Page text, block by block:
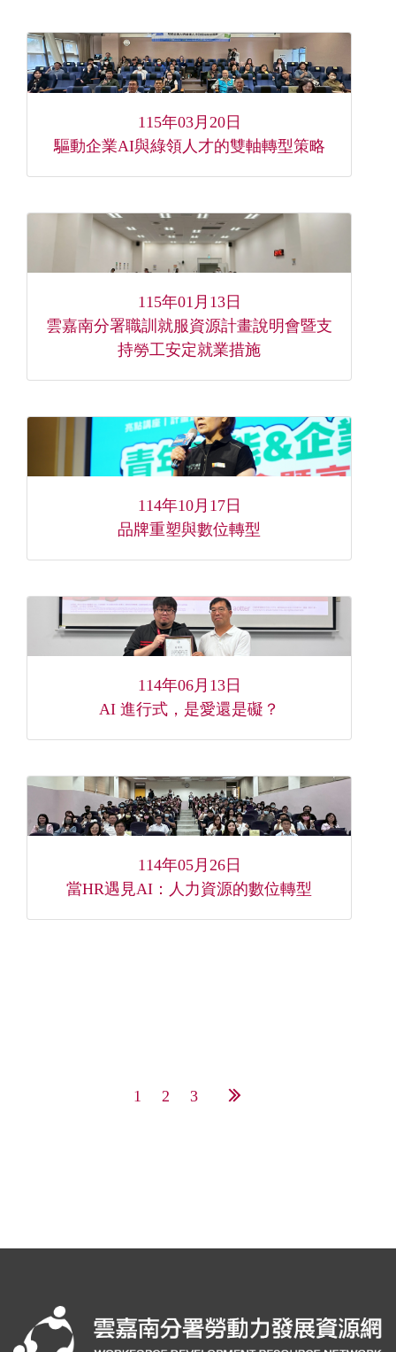
115年03月20日
驅動企業AI與綠領人才的雙軸轉型策略
115年01月13日
雲嘉南分署職訓就服資源計畫說明會暨支
持勞工安定就業措施
114年10月17日
品牌重塑與數位轉型
114年06月13日
AI 進行式，是愛還是礙？
114年05月26日
當HR遇見AI：人力資源的數位轉型
1 2 3